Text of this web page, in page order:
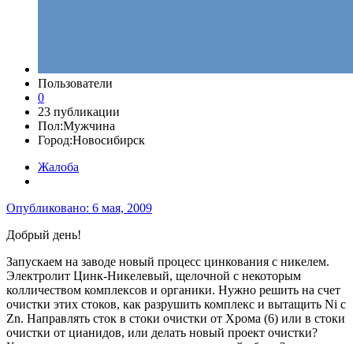
Пользователи
0
23 публикации
Пол:Мужчина
Город:Новосибирск
Жалоба
Опубликовано: 6 мая, 2009
Добрый день!
Запускаем на заводе новый процесс цинкования с никелем.
Электролит Цинк-Никелевый, щелочной с некоторым
колличеством комплексов и органики. Нужно решить на счет
очистки этих стоков, как разрушить комплекс и вытащить Ni c
Zn. Направлять сток в стоки очистки от Хрома (6) или в стоки
очистки от цианидов, или делать новый проект очистки?